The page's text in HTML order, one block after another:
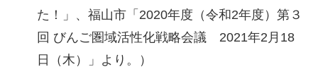
た！」、福山市「2020年度（令和2年度）第３
回 びんご圏域活性化戦略会議 2021年2月18
日（木）」より。）